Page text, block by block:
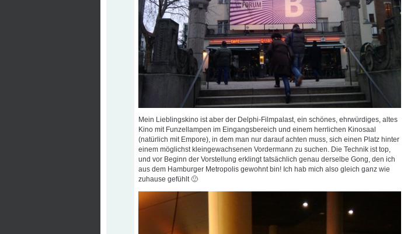
Mein Lieblingskino ist aber der Delphi-Filmpalast, ein schönes, ehrwürdiges, altes
Kino mit Funzellampen im Eingangsbereich und einem herrlichen Kinosaal
(natürlich mit Empore), in dem man nur darauf achten muss, sich einen Platz hinter
einem möglichst kleingewachsenen Vordermann zu suchen. Die Technik ist top,
und vor Beginn der Vorstellung erklingt tatsächlich genau derselbe Gong, den ich
aus dem Hamburger Metropolis gewohnt bin! Ich hab mich also gleich ganz wie
zuhause gefühlt 🙂